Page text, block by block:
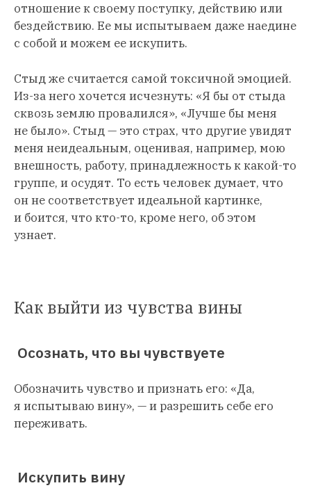
отношение к своему поступку, действию или
бездействию. Ее мы испытываем даже наедине
с собой и можем ее искупить.
Стыд же считается самой токсичной эмоцией.
Из-за него хочется исчезнуть: «Я бы от стыда
сквозь землю провалился», «Лучше бы меня
не было». Стыд — это страх, что другие увидят
меня неидеальным, оценивая, например, мою
внешность, работу, принадлежность к какой-то
группе, и осудят. То есть человек думает, что
он не соответствует идеальной картинке,
и боится, что кто-то, кроме него, об этом
узнает.
Как выйти из чувства вины
Осознать, что вы чувствуете
Обозначить чувство и признать его: «Да,
я испытываю вину», — и разрешить себе его
переживать.
Искупить вину